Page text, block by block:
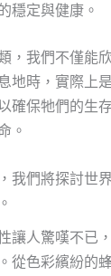
穩定與健康。
，我們不僅能
地時，實際上
確保牠們的生
。
我們將探討世
讓人驚嘆不已
從色彩繽紛的